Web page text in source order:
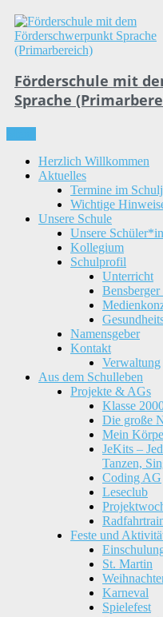
Skip
to
content
Förderschule mit
Sprache
Herzlich Willkommen
Aktuelles
Termine im
Wichtige
Unsere Schule
Unsere
Kollegium
Schulprofil
Unterricht
Namensgeber
Kontakt
Verwaltung
Aus dem Schulleben
Projekte & AGs
Klasse
Die große
Mein
JeKits –
Tanzen,
Coding AG
Leseclub
Feste und
St. Martin
Karneval
Spielefest